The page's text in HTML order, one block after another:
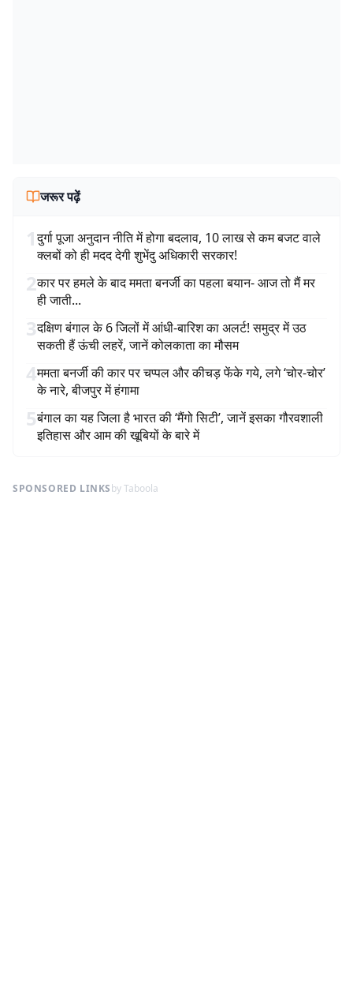
जरूर पढ़ें
1दुर्गा पूजा अनुदान नीति में होगा बदलाव, 10 लाख से कम बजट वाले
क्लबों को ही मदद देगी शुभेंदु अधिकारी सरकार!
2कार पर हमले के बाद ममता बनर्जी का पहला बयान- आज तो मैं मर
ही जाती...
3दक्षिण बंगाल के 6 जिलों में आंधी-बारिश का अलर्ट! समुद्र में उठ
सकती हैं ऊंची लहरें, जानें कोलकाता का मौसम
4ममता बनर्जी की कार पर चप्पल और कीचड़ फेंके गये, लगे ‘चोर-चोर’
के नारे, बीजपुर में हंगामा
5बंगाल का यह जिला है भारत की ‘मैंगो सिटी’, जानें इसका गौरवशाली
इतिहास और आम की खूबियों के बारे में
SPONSORED LINKSby Taboola